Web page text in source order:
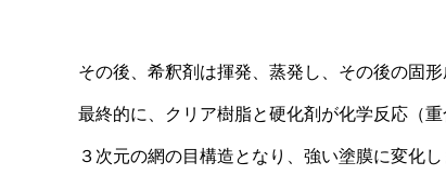
その後、希釈剤は揮発、蒸発し、その後の固形
最終的に、クリア樹脂と硬化剤が化学反応（重
３次元の網の目構造となり、強い塗膜に変化し